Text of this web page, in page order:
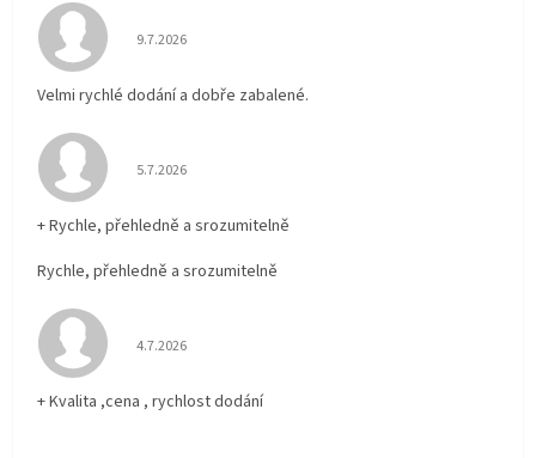
Hodnocení obchodu je 5 z 5 hvězdiček.
9.7.2026
Velmi rychlé dodání a dobře zabalené.
Hodnocení obchodu je 5 z 5 hvězdiček.
5.7.2026
+ Rychle, přehledně a srozumitelně
Rychle, přehledně a srozumitelně
Hodnocení obchodu je 5 z 5 hvězdiček.
4.7.2026
+ Kvalita ,cena , rychlost dodání